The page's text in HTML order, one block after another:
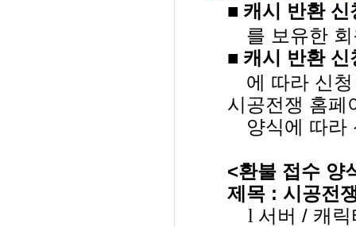
■ 캐시 반환 신
를 보유한
■ 캐시 반환 신
에 따라 신청
시공전쟁 홈페
양식에 따라
<환불 접수 양
제목: 시공전
l 서버 / 캐